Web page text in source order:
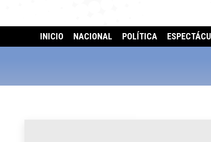
INICIO NACIONAL POLÍTICA